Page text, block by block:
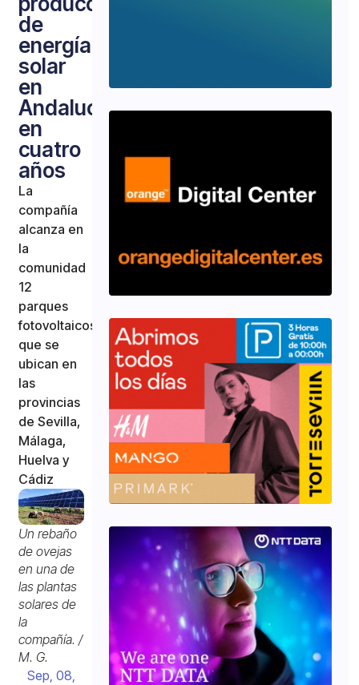
de
energía
solar
en
Andalucía
en
cuatro
años
La
compañía
alcanza en
la
comunidad
12
parques
fotovoltaicos
que se
ubican en
las
provincias
de Sevilla,
Málaga,
Huelva y
Cádiz
Un rebaño
de ovejas
en una de
las plantas
solares de
la
compañía. /
M. G.
Sep, 08,